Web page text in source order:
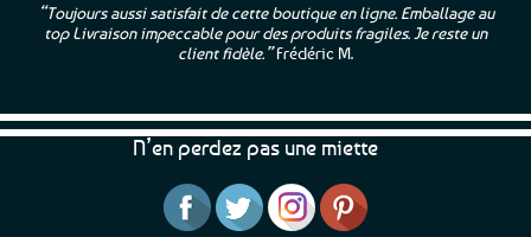
“Toujours aussi satisfait de cette boutique en ligne. Emballage au
top Livraison impeccable pour des produits fragiles. Je reste un
client fidèle.”Frédéric M.
N’en perdez pas une miette